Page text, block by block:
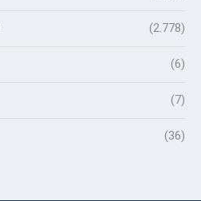
(2.778)
(6)
(7)
(36)